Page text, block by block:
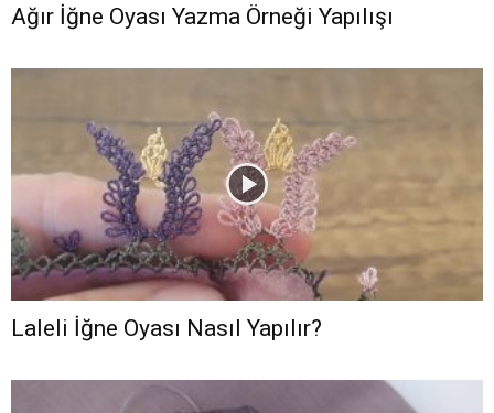
Ağır İğne Oyası Yazma Örneği Yapılışı
Laleli İğne Oyası Nasıl Yapılır?